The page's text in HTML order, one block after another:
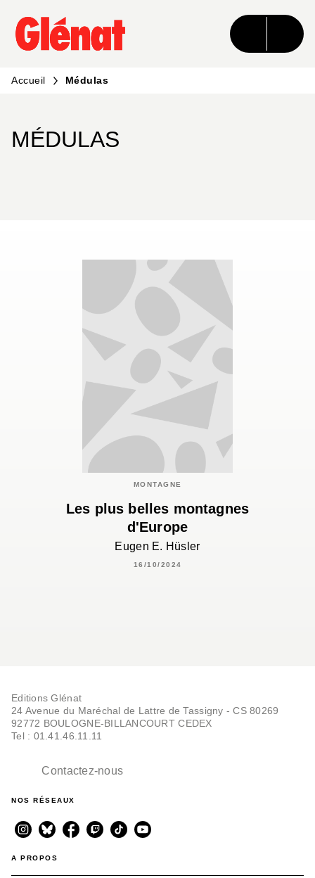
MENU RECHERCHE CONTENU
PIED DE PAGE
Accueil Médulas
MÉDULAS
MONTAGNE
Les plus belles montagnes
d'Europe
Eugen E. Hüsler
16/10/2024
Editions Glénat
24 Avenue du Maréchal de Lattre de Tassigny - CS 80269
92772 BOULOGNE-BILLANCOURT CEDEX
Tel : 01.41.46.11.11
Contactez-nous
NOS RÉSEAUX
A PROPOS